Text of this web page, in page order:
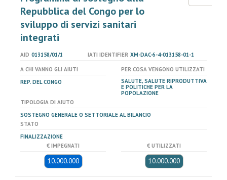
Repubblica del Congo per lo
sviluppo di servizi sanitari
integrati
AID 013158/01/1 IATI IDENTIFIER XM-DAC-6-4-013158-01-1
A CHI VANNO GLI AIUTI
REP. DEL CONGO
PER COSA VENGONO UTILIZZATI
SALUTE, SALUTE RIPRODUTTIVA
E POLITICHE PER LA
POPOLAZIONE
TIPOLOGIA DI AIUTO
SOSTEGNO GENERALE O SETTORIALE AL BILANCIO
STATO
FINALIZZAZIONE
€ IMPEGNATI
10.000.000
€ UTILIZZATI
10.000.000